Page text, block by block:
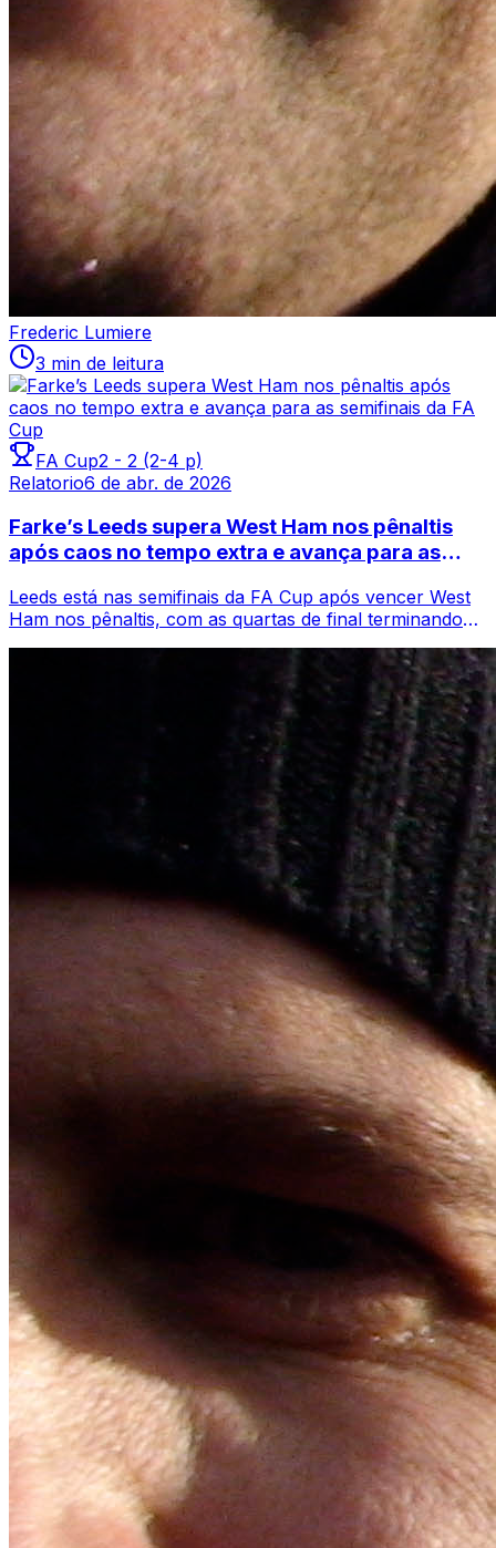
Frederic Lumiere
3 min de leitura
FA Cup2 - 2 (2-4 p)
Relatorio6 de abr. de 2026
Farke’s Leeds supera West Ham nos pênaltis
após caos no tempo extra e avança para as
Leeds está nas semifinais da FA Cup após vencer West
Ham nos pênaltis, com as quartas de final terminando